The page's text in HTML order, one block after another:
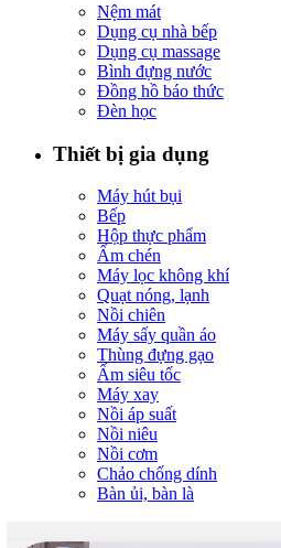
Nệm mát
Dụng cụ nhà bếp
Dụng cụ massage
Bình đựng nước
Đồng hồ báo thức
Đèn học
Thiết bị gia dụng
Máy hút bụi
Bếp
Hộp thực phẩm
Ấm chén
Máy lọc không khí
Quạt nóng, lạnh
Nồi chiên
Máy sấy quần áo
Thùng đựng gạo
Ấm siêu tốc
Máy xay
Nồi áp suất
Nồi niêu
Nồi cơm
Chảo chống dính
Bàn ủi, bàn là